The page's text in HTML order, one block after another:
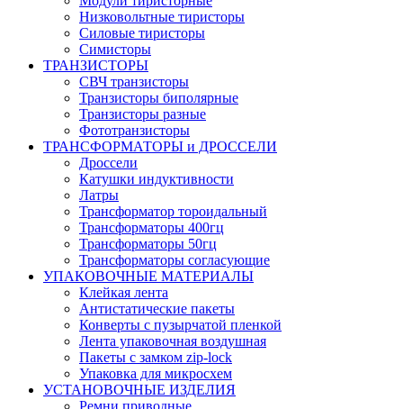
Низковольтные тиристоры
Силовые тиристоры
Симисторы
ТРАНЗИСТОРЫ
СВЧ транзисторы
Транзисторы биполярные
Транзисторы разные
Фототранзисторы
ТРАНСФОРМАТОРЫ и ДРОССЕЛИ
Дроссели
Катушки индуктивности
Латры
Трансформатор тороидальный
Трансформаторы 400гц
Трансформаторы 50гц
Трансформаторы согласующие
УПАКОВОЧНЫЕ МАТЕРИАЛЫ
Клейкая лента
Антистатические пакеты
Конверты с пузырчатой пленкой
Лента упаковочная воздушная
Пакеты с замком zip-lock
Упаковка для микросхем
УСТАНОВОЧНЫЕ ИЗДЕЛИЯ
Ремни приводные